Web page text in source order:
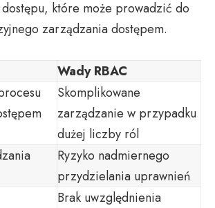
które może prowadzić do
zarządzania dostępem.
Wady RBAC
Skomplikowane
zarządzanie w przypadku
dużej liczby ról
Ryzyko nadmiernego
przydzielania uprawnień
Brak uwzględnienia